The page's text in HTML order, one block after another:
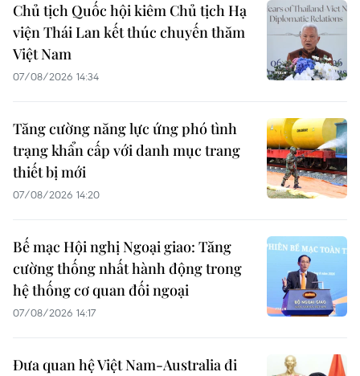
Chủ tịch Quốc hội kiêm Chủ tịch Hạ
viện Thái Lan kết thúc chuyến thăm
Việt Nam
07/08/2026 14:34
Tăng cường năng lực ứng phó tình
trạng khẩn cấp với danh mục trang
thiết bị mới
07/08/2026 14:20
Bế mạc Hội nghị Ngoại giao: Tăng
cường thống nhất hành động trong
hệ thống cơ quan đối ngoại
07/08/2026 14:17
Đưa quan hệ Việt Nam-Australia đi